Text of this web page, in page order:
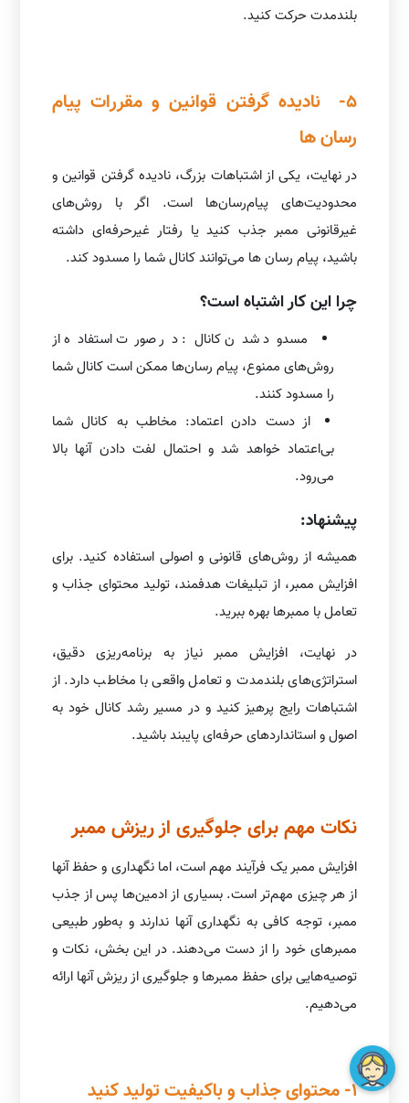
بلندمدت حرکت کنید.
5- نادیده گرفتن قوانین و مقررات پیام
رسان ها
در نهایت، یکی از اشتباهات بزرگ، نادیده گرفتن قوانین و
محدودیت‌های پیام‌رسان‌ها است. اگر با روش‌های
غیرقانونی ممبر جذب کنید یا رفتار غیرحرفه‌ای داشته
باشید، پیام رسان ها می‌توانند کانال شما را مسدود کند.
چرا این کار اشتباه است؟
مسدود شدن کانال: در صورت استفاده از
روش‌های ممنوع، پیام رسان‌ها ممکن است کانال شما
را مسدود کنند.
از دست دادن اعتماد: مخاطب به کانال شما
بی‌اعتماد خواهد شد و احتمال لفت دادن آنها بالا
می‌رود.
پیشنهاد:
همیشه از روش‌های قانونی و اصولی استفاده کنید. برای
افزایش ممبر، از تبلیغات هدفمند، تولید محتوای جذاب و
تعامل با ممبرها بهره ببرید.
در نهایت، افزایش ممبر نیاز به برنامه‌ریزی دقیق،
استراتژی‌های بلندمدت و تعامل واقعی با مخاطب دارد. از
اشتباهات رایج پرهیز کنید و در مسیر رشد کانال خود به
اصول و استانداردهای حرفه‌ای پایبند باشید.
نکات مهم برای جلوگیری از ریزش ممبر
افزایش ممبر یک فرآیند مهم است، اما نگهداری و حفظ آنها
از هر چیزی مهم‌تر است. بسیاری از ادمین‌ها پس از جذب
ممبر، توجه کافی به نگهداری آنها ندارند و به‌طور طبیعی
ممبرهای خود را از دست می‌دهند. در این بخش، نکات و
توصیه‌هایی برای حفظ ممبرها و جلوگیری از ریزش آنها ارائه
می‌دهیم.
1- محتوای جذاب و باکیفیت تولید کنید